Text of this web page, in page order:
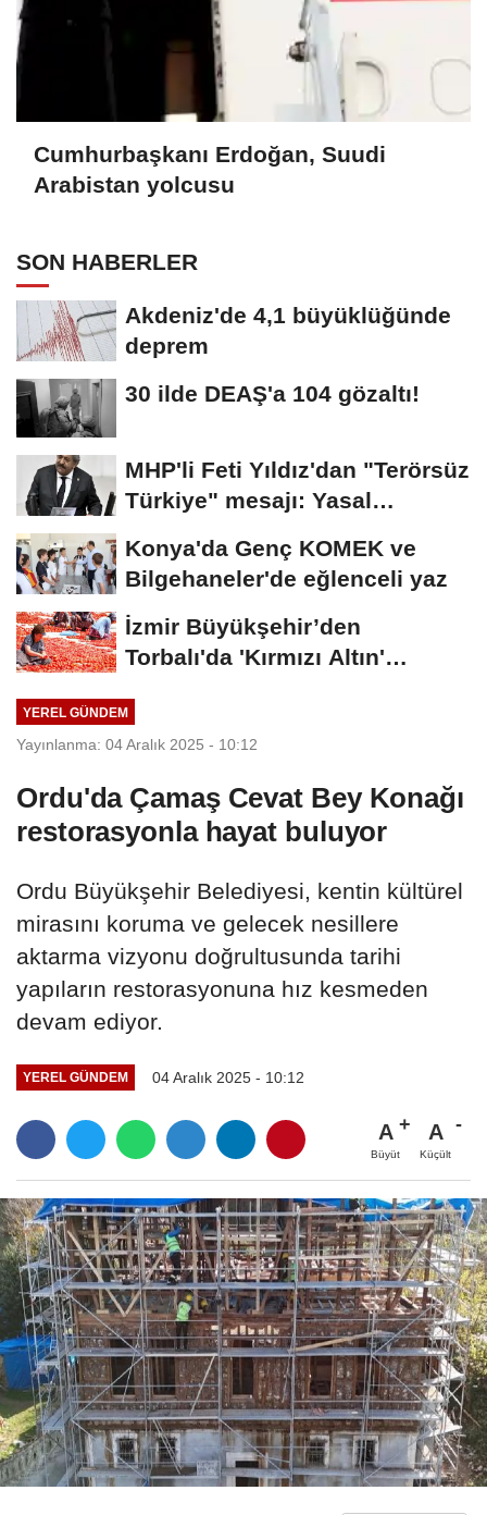
Cumhurbaşkanı Erdoğan, Suudi
Arabistan yolcusu
SON HABERLER
Akdeniz'de 4,1 büyüklüğünde
deprem
30 ilde DEAŞ'a 104 gözaltı!
MHP'li Feti Yıldız'dan "Terörsüz
Türkiye" mesajı: Yasal
Konya'da Genç KOMEK ve
Bilgehaneler'de eğlenceli yaz
İzmir Büyükşehir’den
Torbalı'da 'Kırmızı Altın'
YEREL GÜNDEM
Yayınlanma: 04 Aralık 2025 - 10:12
Ordu'da Çamaş Cevat Bey Konağı
restorasyonla hayat buluyor
Ordu Büyükşehir Belediyesi, kentin kültürel
mirasını koruma ve gelecek nesillere
aktarma vizyonu doğrultusunda tarihi
yapıların restorasyonuna hız kesmeden
devam ediyor.
YEREL GÜNDEM 04 Aralık 2025 - 10:12
A
Büyüt
A
Küçült